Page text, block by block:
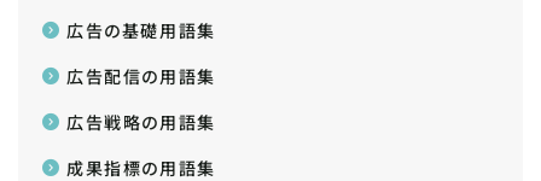
広告の基礎用語集
広告配信の用語集
広告戦略の用語集
成果指標の用語集